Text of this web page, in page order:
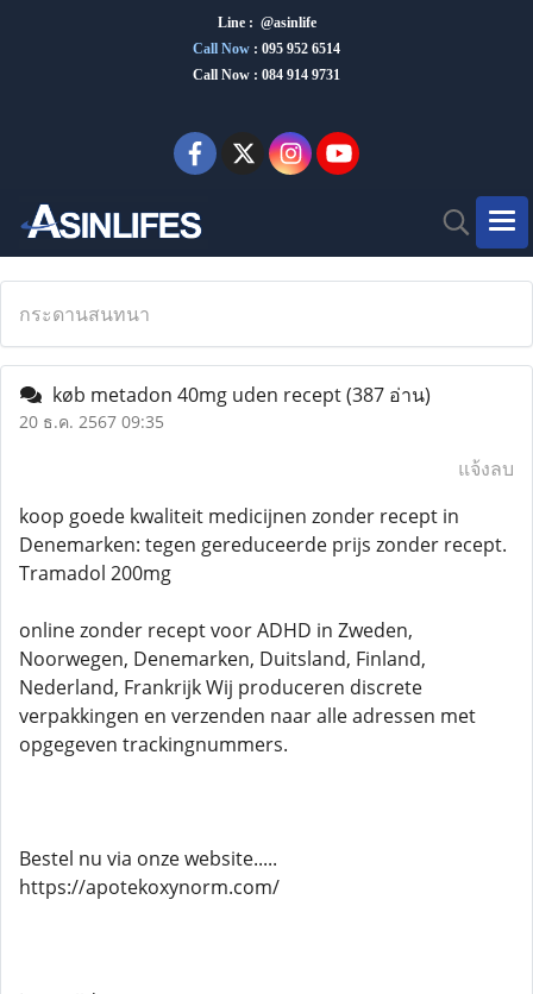
Line : @asinlife
Call Now : 095 952 6514
Call Now : 084 914 9731
กระดานสนทนา
køb metadon 40mg uden recept(387 อ่าน)
20 ธ.ค. 2567 09:35
แจ้งลบ
koop goede kwaliteit medicijnen zonder recept in
Denemarken: tegen gereduceerde prijs zonder recept.
Tramadol 200mg
online zonder recept voor ADHD in Zweden,
Noorwegen, Denemarken, Duitsland, Finland,
Nederland, Frankrijk Wij produceren discrete
verpakkingen en verzenden naar alle adressen met
opgegeven trackingnummers.
Bestel nu via onze website.....
https://apotekoxynorm.com/